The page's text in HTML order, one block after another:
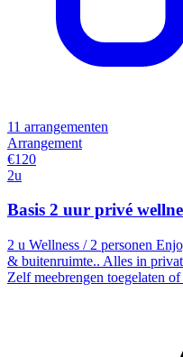
11 arrangementen
Arrangement
€120
2u
Basis 2 uur privé
2 u Wellness / 2 personen
& buitenruimte.. Alles in
Zelf meebrengen toegelaten